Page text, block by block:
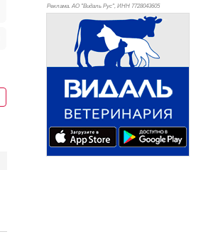
Реклама. АО "Видаль Рус", ИНН 7728043605